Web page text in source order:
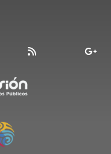
orillas de la
memoria de su
disfrute de este
indígena
voces, el acento y